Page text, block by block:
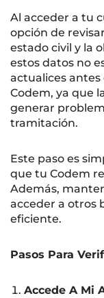
Al acceder a tu
opción de
estado civil y la
estos datos no
actualices
Codem, ya que
generar
tramitación.
Este paso es
que tu Codem
Además,
acceder a otros
eficiente.
Pasos Para
Accede A Mi